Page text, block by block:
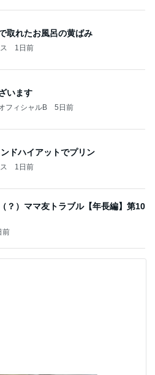
取れたお風呂の黄ばみ
1日前
います
フィシャルB 5日前
ドハイアットでプリン
1日前
？）ママ友トラブル【年長編】第10
前